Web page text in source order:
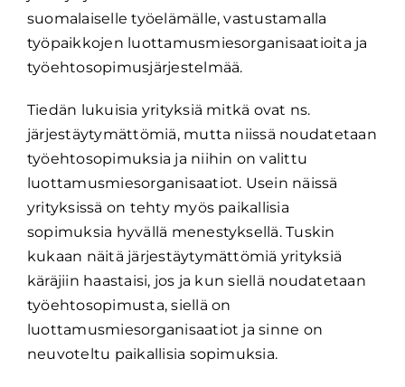
suomalaiselle työelämälle, vastustamalla
työpaikkojen luottamusmiesorganisaatioita ja
työehtosopimusjärjestelmää.
Tiedän lukuisia yrityksiä mitkä ovat ns.
järjestäytymättömiä, mutta niissä noudatetaan
työehtosopimuksia ja niihin on valittu
luottamusmiesorganisaatiot. Usein näissä
yrityksissä on tehty myös paikallisia
sopimuksia hyvällä menestyksellä. Tuskin
kukaan näitä järjestäytymättömiä yrityksiä
käräjiin haastaisi, jos ja kun siellä noudatetaan
työehtosopimusta, siellä on
luottamusmiesorganisaatiot ja sinne on
neuvoteltu paikallisia sopimuksia.